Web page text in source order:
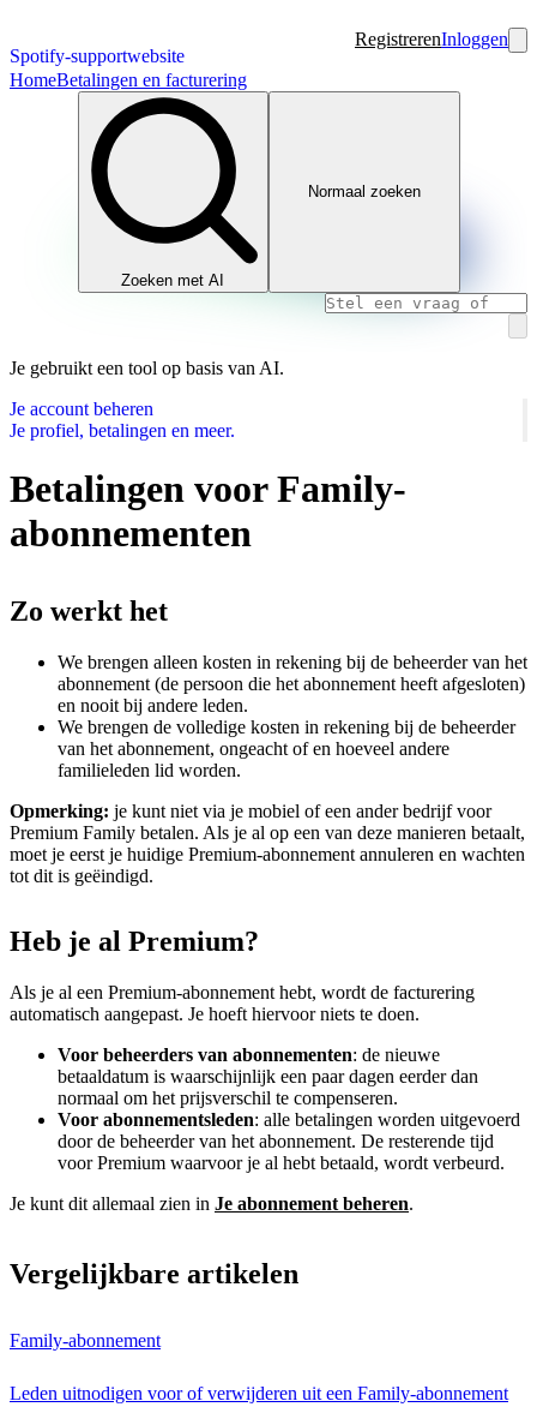
Spotify-supportwebsite
RegistrerenInloggen
HomeBetalingen en facturering
Zoeken met AI
Normaal zoeken
Je gebruikt een tool op basis van AI.
Je account beheren
Je profiel, betalingen en meer.
Betalingen voor Family-
abonnementen
Zo werkt het
We brengen alleen kosten in rekening bij de beheerder van het
abonnement (de persoon die het abonnement heeft afgesloten)
en nooit bij andere leden.
We brengen de volledige kosten in rekening bij de beheerder
van het abonnement, ongeacht of en hoeveel andere
familieleden lid worden.
Opmerking: je kunt niet via je mobiel of een ander bedrijf voor
Premium Family betalen. Als je al op een van deze manieren betaalt,
moet je eerst je huidige Premium-abonnement annuleren en wachten
tot dit is geëindigd.
Heb je al Premium?
Als je al een Premium-abonnement hebt, wordt de facturering
automatisch aangepast. Je hoeft hiervoor niets te doen.
Voor beheerders van abonnementen: de nieuwe
betaaldatum is waarschijnlijk een paar dagen eerder dan
normaal om het prijsverschil te compenseren.
Voor abonnementsleden: alle betalingen worden uitgevoerd
door de beheerder van het abonnement. De resterende tijd
voor Premium waarvoor je al hebt betaald, wordt verbeurd.
Je kunt dit allemaal zien in Je abonnement beheren.
Vergelijkbare artikelen
Family-abonnement
Leden uitnodigen voor of verwijderen uit een Family-abonnement